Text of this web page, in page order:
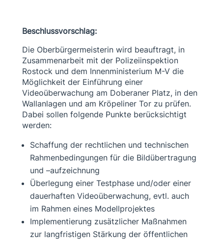
Beschlussvorschlag:
Die Oberbürgermeisterin wird beauftragt, in
Zusammenarbeit mit der Polizeiinspektion
Rostock und dem Innenministerium M-V die
Möglichkeit der Einführung einer
Videoüberwachung am Doberaner Platz, in den
Wallanlagen und am Kröpeliner Tor zu prüfen.
Dabei sollen folgende Punkte berücksichtigt
werden:
Schaffung der rechtlichen und technischen
Rahmenbedingungen für die Bildübertragung
und –aufzeichnung
Überlegung einer Testphase und/oder einer
dauerhaften Videoüberwachung, evtl. auch
im Rahmen eines Modellprojektes
Implementierung zusätzlicher Maßnahmen
zur langfristigen Stärkung der öffentlichen